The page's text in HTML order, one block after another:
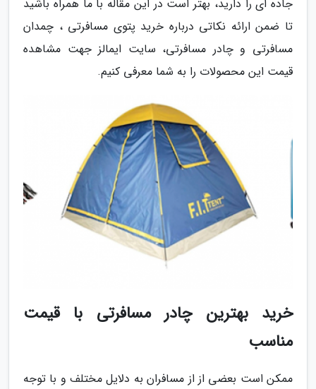
جاده ای را دارید، بهتر است در این مقاله با ما همراه باشید
تا ضمن ارائه نکاتی درباره خرید پتوی مسافرتی ، چمدان
مسافرتی و چادر مسافرتی، سایت ایمالز جهت مشاهده
قیمت این محصولات را به شما معرفی کنیم.
خرید بهترین چادر مسافرتی با قیمت
مناسب
ممکن است بعضی از از مسافران به دلایل مختلف و با توجه